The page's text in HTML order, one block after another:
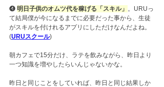
❹ 明日子供のオムツ代を稼げる「スキル」 。URUっ
て結局僕が今になるまでに必要だった事から、生徒
がスキルを付けれるアプリにしただけなんだよね。
(URUスクール)
朝カフェで15分だけ、ラテを飲みながら、昨日より
一つ知識を増やしたらいんじゃないかな。
昨日と同じことをしていれば、昨日と同じ結果しか